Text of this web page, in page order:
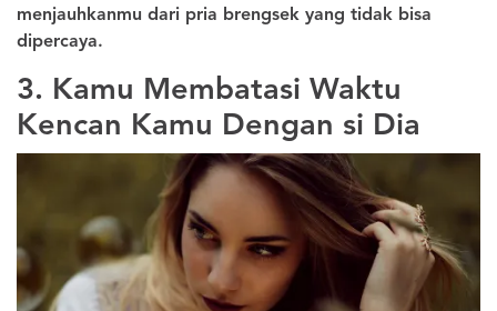
menjauhkanmu dari pria brengsek yang tidak bisa
dipercaya.
3. Kamu Membatasi Waktu
Kencan Kamu Dengan si Dia